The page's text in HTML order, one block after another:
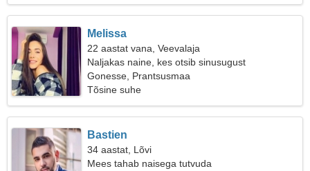
Melissa
22 aastat vana, Veevalaja
Naljakas naine, kes otsib sinusugust
Gonesse, Prantsusmaa
Tõsine suhe
Bastien
34 aastat, Lõvi
Mees tahab naisega tutvuda